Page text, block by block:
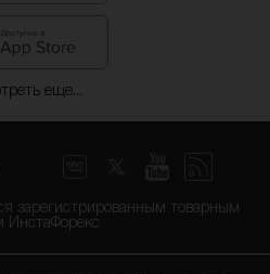
еще...
зарегистрированным товарным
ИнстаФорекс